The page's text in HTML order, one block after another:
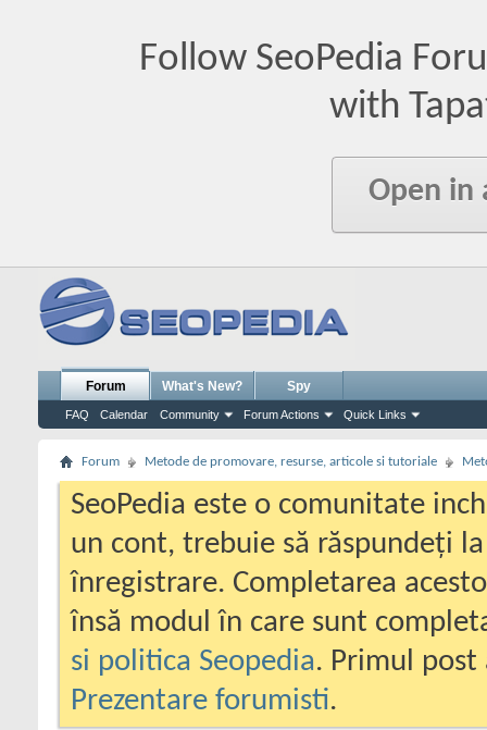
Follow SeoPedia
with
Open in
Forum
FAQ Calendar Community Forum Actions Quick Links
What's New? Spy
Forum Metode de promovare, resurse, articole si tutoriale
SeoPedia este o comunitate
un cont, trebuie să răspundeți
înregistrare. Completarea
însă modul în care sunt
si politica Seopedia. Primul
Prezentare forumisti.